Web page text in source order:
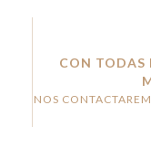
CON TODAS
NOS